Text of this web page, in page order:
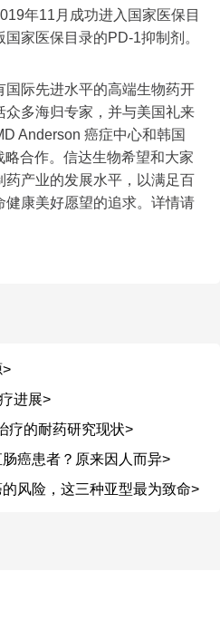
年11月成功进入国家医保目
家医保目录的PD-1抑制剂。
际先进水平的高端生物药开
众多海归专家，并与美国礼来
Anderson 癌症中心和韩国
合作。信达生物希望和大家
产业的发展水平，以满足百
康美好愿望的追求。详情请
>
进展>
疗的耐药研究现状>
癌患者？原来因人而异>
风险，这三种亚型最为致命>